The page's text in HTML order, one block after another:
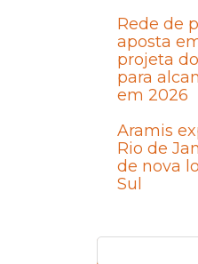
Rede de
aposta
projeta
para
em 2026
Aramis
Rio de
de nova
Sul